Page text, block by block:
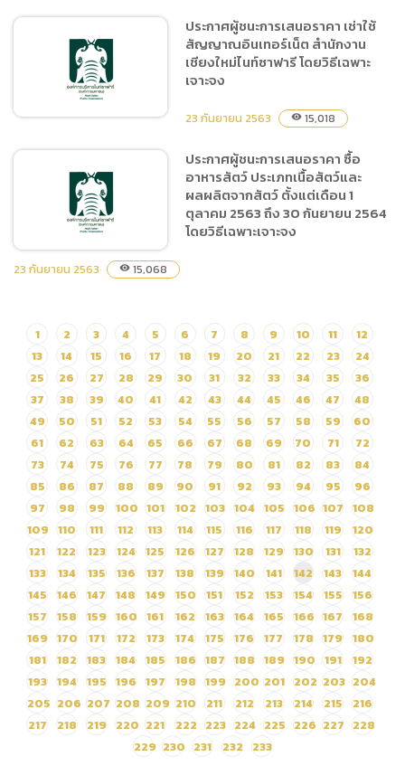
1 งาน
ประกาศผู้ชนะการเสนอราคา
จ้างเหมาตัดแต่งต้นไม้บริเวณ
ส่วนแสดงและรอบส่วนแสดง
จำนวน 1 งาน โดยวิธีเฉพาะ
ประกาศผู้ชนะการเสนอราคา
เช่าใช้สัญญาณอินเทอร์เน็ต
สำนักงานเชียงใหม่ไนท์ซาฟารี
โดยวิธีเฉพาะเจาะจง
ประกาศผู้ชนะการเสนอราคา เช่าใช้
สัญญาณอินเทอร์เน็ต สำนักงาน
เชียงใหม่ไนท์ซาฟารี โดยวิธีเฉพาะ
เจาะจง
23 กันยายน 2563 visibility 15,018
ซื้ออาหารสัตว์ ประเภทเนื้อ
สัตว์และผลผลิตจากสัตว์
ตั้งแต่เดือน 1 ตุลาคม 2563
ถึง 30 กันยายน 2564 โดยวิธี
เฉพาะเจาะจง
ประกาศผู้ชนะการเสนอราคา ซื้อ
อาหารสัตว์ ประเภทเนื้อสัตว์และ
ผลผลิตจากสัตว์ ตั้งแต่เดือน 1
ตุลาคม 2563 ถึง 30 กันยายน 2564
โดยวิธีเฉพาะเจาะจง
23 กันยายน 2563 visibility 15,068
1 2 3 4 5 6 7 8 9 10 11
12
13
14 15 16 17 18 19 20 21 22 23
24
25
26 27 28 29 30 31 32 33 34 35
36
37
38 39 40 41 42 43 44 45 46 47
48
49
50 51 52 53 54 55 56 57 58 59
60
61
62 63 64 65 66 67 68 69 70 71
72
73
74 75 76 77 78 79 80 81 82 83
84
85
86 87 88 89 90 91 92 93 94 95
96
97
98 99 100 101 102 103 104 105 106 107 108
109 110 111 112 113 114 115 116 117 118 119
120
121
122 123 124 125 126 127 128 129 130 131
132
133
134 135 136 137 138 139 140 141 142 143
144
145
146 147 148 149 150 151 152 153 154 155
156
157
158 159 160 161 162 163 164 165 166 167
168
169 170 171 172 173 174 175 176 177 178 179
180
181
182 183 184 185 186 187 188 189 190 191
192
193 194 195 196 197 198 199 200 201 202 203 204
205 206 207 208 209 210 211 212 213 214 215
216
217
218 219 220 221 222 223 224 225 226 227 228
229 230 231 232 233